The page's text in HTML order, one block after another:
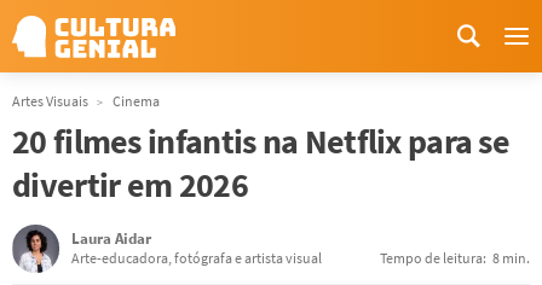
Artes Visuais Cinema
20 filmes infantis na Netflix para se
divertir em 2026
Laura Aidar
Arte-educadora, fotógrafa e artista visual Tempo de leitura: 8 min.